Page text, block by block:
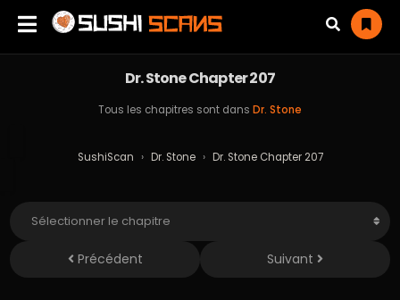
Dr. Stone Chapter 207
Tous les chapitres sont dans Dr. Stone
SushiScan › Dr. Stone › Dr. Stone Chapter 207
Précédent Suivant